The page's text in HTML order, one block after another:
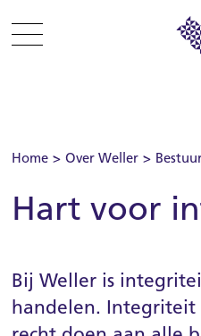
Sla menu over
Ga direct naar
Ga direct naar footer
Zelf regelen
Informatie en
Woonplezier
Home Over Weller
Hart voor
Bij Weller is
handelen.